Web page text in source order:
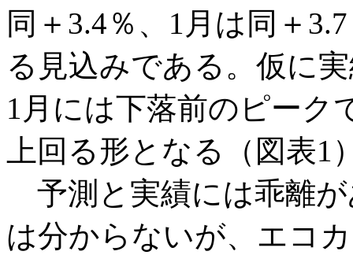
同＋3.4％、1月は同＋
る見込みである。仮に
1月には下落前のピーク
上回る形となる（図表1
予測と実績には乖離
は分からないが、エコ